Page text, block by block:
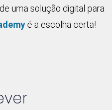
uma solução digital para
é a escolha certa!